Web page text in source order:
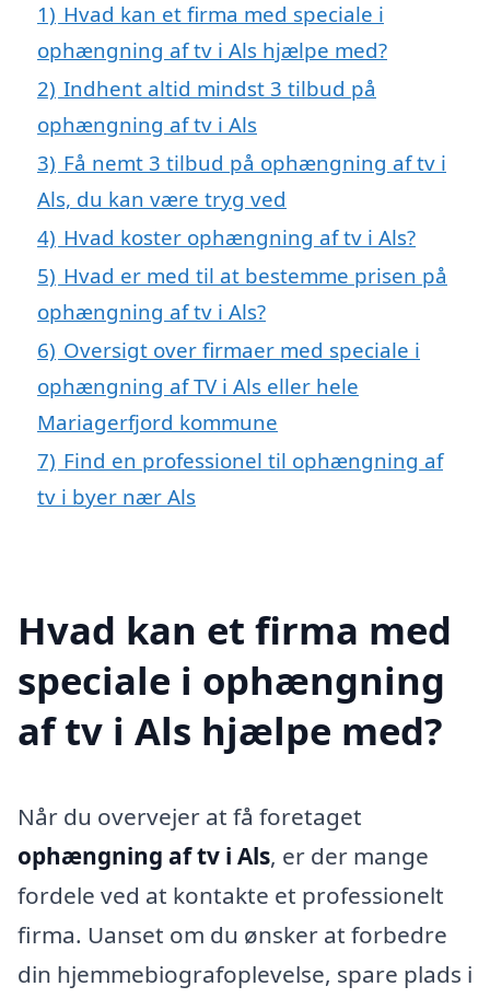
1) Hvad kan et firma med speciale i
ophængning af tv i Als hjælpe med?
2) Indhent altid mindst 3 tilbud på
ophængning af tv i Als
3) Få nemt 3 tilbud på ophængning af tv i
Als, du kan være tryg ved
4) Hvad koster ophængning af tv i Als?
5) Hvad er med til at bestemme prisen på
ophængning af tv i Als?
6) Oversigt over firmaer med speciale i
ophængning af TV i Als eller hele
Mariagerfjord kommune
7) Find en professionel til ophængning af
tv i byer nær Als
Hvad kan et firma med
speciale i ophængning
af tv i Als hjælpe med?
Når du overvejer at få foretaget
ophængning af tv i Als, er der mange
fordele ved at kontakte et professionelt
firma. Uanset om du ønsker at forbedre
din hjemmebiografoplevelse, spare plads i